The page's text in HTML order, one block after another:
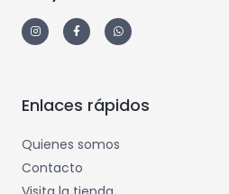
Enlaces rápidos
Quienes somos
Contacto